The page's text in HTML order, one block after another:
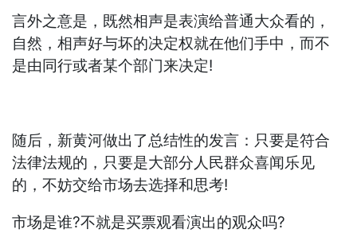
言外之意是，既然相声是表演给普通大众看的，
自然，相声好与坏的决定权就在他们手中，而不
是由同行或者某个部门来决定!
随后，新黄河做出了总结性的发言：只要是符合
法律法规的，只要是大部分人民群众喜闻乐见
的，不妨交给市场去选择和思考!
市场是谁?不就是买票观看演出的观众吗?